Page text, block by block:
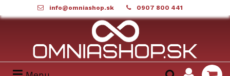
info@omniashop.sk 0907 800 441